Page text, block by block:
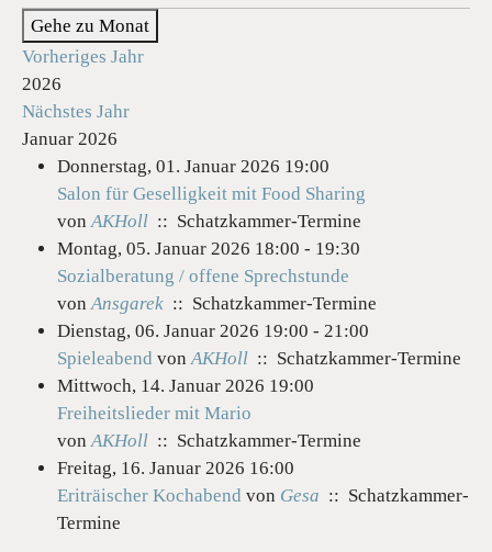
Gehe zu Monat
Vorheriges Jahr
2026
Nächstes Jahr
Januar 2026
Donnerstag, 01. Januar 2026 19:00
Salon für Geselligkeit mit Food Sharing
von AKHoll :: Schatzkammer-Termine
Montag, 05. Januar 2026 18:00 - 19:30
Sozialberatung / offene Sprechstunde
von Ansgarek :: Schatzkammer-Termine
Dienstag, 06. Januar 2026 19:00 - 21:00
Spieleabend von AKHoll :: Schatzkammer-Termine
Mittwoch, 14. Januar 2026 19:00
Freiheitslieder mit Mario
von AKHoll :: Schatzkammer-Termine
Freitag, 16. Januar 2026 16:00
Eriträischer Kochabend von Gesa :: Schatzkammer-
Termine